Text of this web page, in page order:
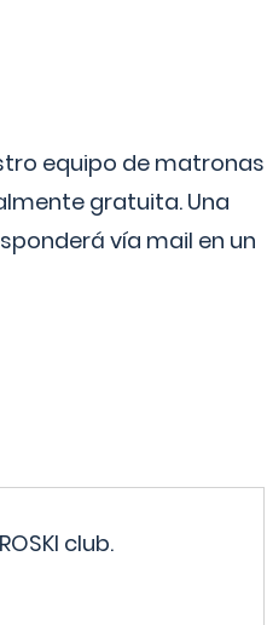
equipo de matronas
gratuita. Una
vía mail en un
club.